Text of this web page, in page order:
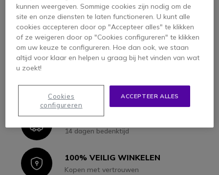
IconIN-HOUSE EXPERTS
Bel ons voor deskundig advies
IconLAGE PRIJS GARANTIE
Eerlijke lage prijzen
IconBeschikbaar voor alle bestellingen
IconPROBLEEMLOOS RETOURNEREN
14 dagen bedenktijd
Icon100% VEILIG WINKELEN
Kopen met vertrouwen
kunnen weergeven. Sommige cookies zijn nodig om de
site en onze diensten te laten functioneren. U kunt alle
cookies accepteren door op "Accepteer alles" te klikken
of ze weigeren door op "Cookies configureren" te klikken
om uw keuze te configureren. Hoe dan ook, we staan
altijd voor klaar en helpen u graag bij het vinden van wat
u zoekt!
ACCEPTEER ALLES
Cookies
configureren